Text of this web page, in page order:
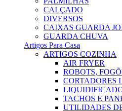
CALÇADO
DIVERSOS
CAIXAS GUARDA
GUARDA CHUVA
Artigos Para Casa
ARTIGOS COZINHA
AIR FRYER
ROBOTS,
CORTADORES
TACHOS E
UTILIDADES